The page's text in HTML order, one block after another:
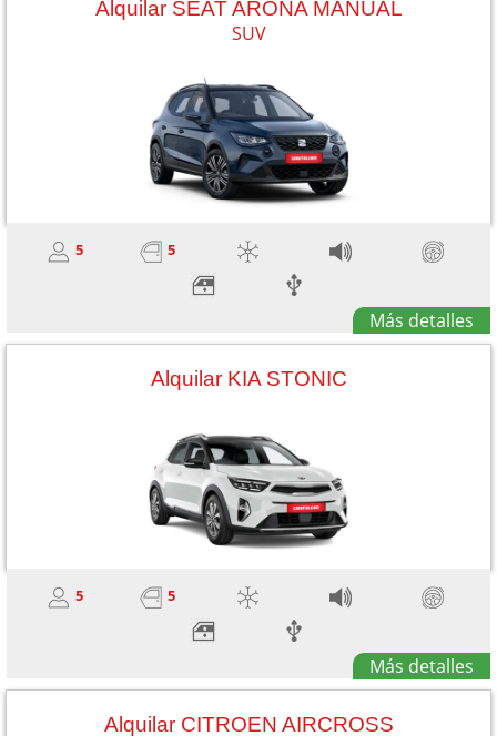
Alquilar SEAT ARONA MANUAL
SUV
5 5
Más detalles
Alquilar KIA STONIC
5 5
Más detalles
Alquilar CITROEN AIRCROSS